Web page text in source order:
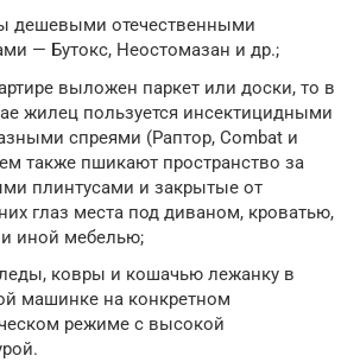
дешевыми отечественными
— Бутокс, Неостомазан и др.;
выложен паркет или доски, то в
жилец пользуется инсектицидными
спреями (Раптор, Combat и
также пшикают пространство за
плинтусами и закрытые от
глаз места под диваном, кроватью,
иной мебелью;
ковры и кошачью лежанку в
машинке на конкретном
режиме с высокой